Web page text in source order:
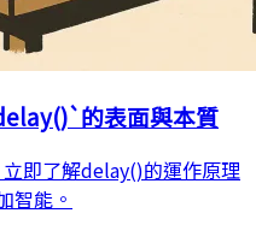
的表面與本質
即了解delay()的運作原理
智能。